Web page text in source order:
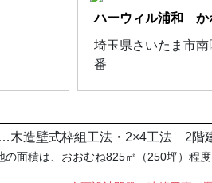
ハーウィル浦和 か
埼玉県さいたま市
番
木造壁式枠組工法・2×4工法 2階
面積は、おおむね825㎡（250坪）程度